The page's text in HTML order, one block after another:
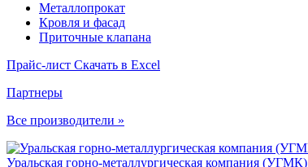
Металлопрокат
Кровля и фасад
Приточные клапана
Прайс-лист Скачать в Excel
Партнеры
Все производители »
Уральская горно-металлургическая компания (УГМК)